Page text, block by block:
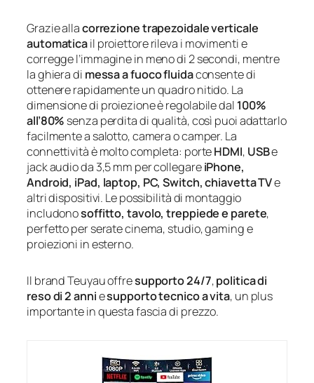
Grazie allacorrezione trapezoidale verticale
automaticail proiettore rileva i movimenti e
corregge l’immagine in meno di 2 secondi, mentre
la ghiera di messa a fuoco fluidaconsente di
ottenere rapidamente un quadro nitido. La
dimensione di proiezione è regolabile dal 100%
all’80% senza perdita di qualità, così puoi adattarlo
facilmente a salotto, camera o camper. La
connettività è molto completa: porteHDMI, USBe
jack audio da 3,5 mm per collegareiPhone,
Android, iPad, laptop, PC, Switch, chiavetta TVe
altri dispositivi. Le possibilità di montaggio
includonosoffitto, tavolo, treppiede e parete,
perfetto per serate cinema, studio, gaming e
proiezioni in esterno.
Il brand Teuyau offresupporto 24/7,politica di
reso di 2 anniesupporto tecnico a vita, un plus
importante in questa fascia di prezzo.